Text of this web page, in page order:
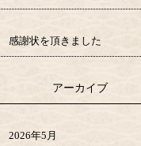
感謝状を頂きました
アーカイブ
2026年5月